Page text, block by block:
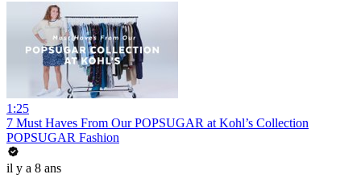
1:25
7 Must Haves From Our POPSUGAR at Kohl’s Collection
POPSUGAR Fashion
il y a 8 ans